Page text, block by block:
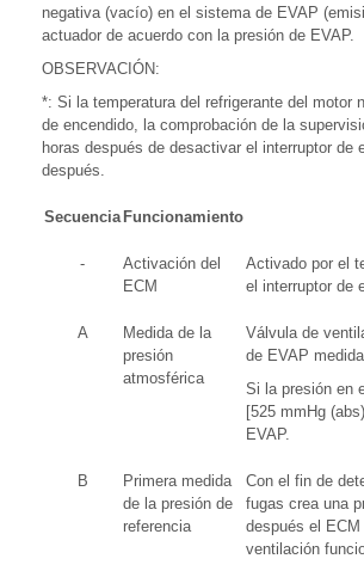
negativa (vacío) en el sistema de EVAP
actuador de acuerdo con la presión de EVAP.
OBSERVACIÓN:
*: Si la temperatura del refrigerante del motor
de encendido, la comprobación de la
horas después de desactivar el interruptor
después.
Secuencia Funcionamiento
-
Activación del
ECM
Activado por el
el interruptor de
A
Medida de la
presión
atmosférica
Válvula de
de EVAP
Si la presión en
[525 mmHg
EVAP.
B
Primera medida
de la presión de
referencia
Con el fin de
fugas crea una
después el
ventilación